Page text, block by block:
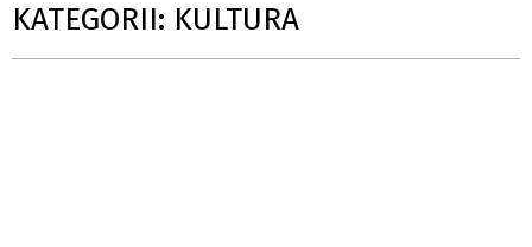
KATEGORII: KULTURA